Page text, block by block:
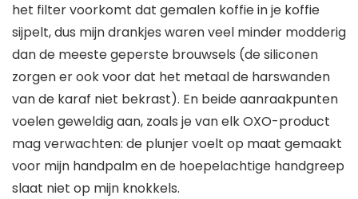
het filter voorkomt dat gemalen koffie in je koffie
sijpelt, dus mijn drankjes waren veel minder modderig
dan de meeste geperste brouwsels (de siliconen
zorgen er ook voor dat het metaal de harswanden
van de karaf niet bekrast). En beide aanraakpunten
voelen geweldig aan, zoals je van elk OXO-product
mag verwachten: de plunjer voelt op maat gemaakt
voor mijn handpalm en de hoepelachtige handgreep
slaat niet op mijn knokkels.